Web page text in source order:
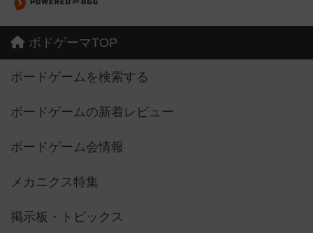
ボドゲーマTOP
ボードゲームを検索する
ボードゲームの新着レビュー
ボードゲーム会情報
メカニクス特集
掲示板・トピックス